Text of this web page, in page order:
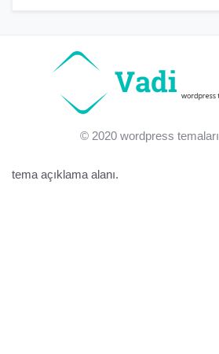
© 2020 wordpress temaları
tema açıklama alanı.